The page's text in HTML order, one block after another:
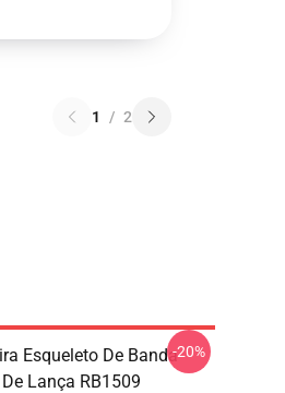
1 / 2
Esqueleto De Banda
Lança RB1509
-20%